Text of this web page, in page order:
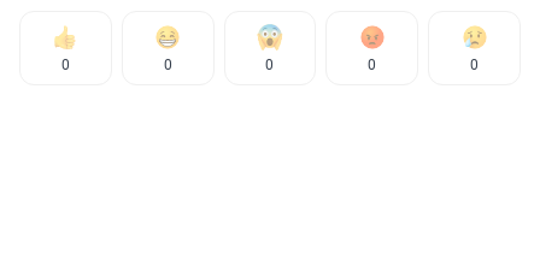
0 0 0 0 0